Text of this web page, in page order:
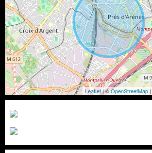
Leaflet| ©OpenStreetMap|